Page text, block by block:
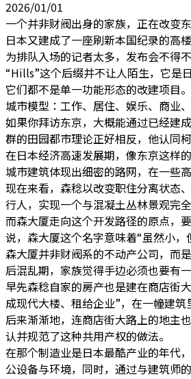
2026/01/01
一个并非财阀出身的家族，正在改变东
日本又建成了一座刷新本国纪录的高
为排队入场的记者太多，发布会不得不
“Hills”这个后缀并不让人陌生，它是
它们都不是单一功能形态的改建项目
城市模型：工作、居住、娱乐、商业
如果你拜访东京，大概能通过已经建
群的田园都市理论正好相反，他认同
在日本经济高速发展期，像东京这样
城市建筑体现出细密的路网，在一些
现在来看，森稔以改变职住分离状态
行人，实现一个与混凝土丛林景观完
而森大厦走向这个开发路径的原点，
说，森大厦这个名字意味着“虽然小，
森大厦并非财阀系的不动产公司，而
后混乱期，家族觉得手边必须也要有
早先森稔自家的房产也是建在商店街
成现代大楼、租给企业”，在一幢建筑
后来渐渐地，连商店街大路上的地主
认并规范了这种共用产权的做法。
在那个制造业是日本最酷产业的年代
公设备与环境，同时，通过与建筑师